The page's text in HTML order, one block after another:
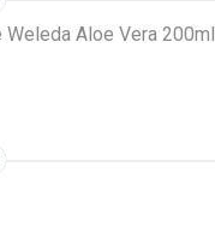
Aloe Vera 200ml